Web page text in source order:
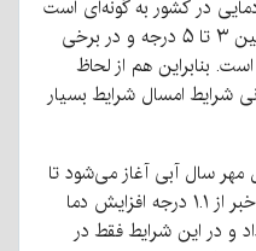
در کشور به گونه‌ای است
که در برخی نقاط تغییرات دمایی بین ۳ تا ۵ درجه و در برخی
۲ درجه بوده است. بنابراین هم از لحاظ
شرایط امسال شرایط بسیار
مهر سال آبی آغاز می‌شود تا
۳۱ شهریور، سازمان هواشناسی نیز خبر از ۱.۱ درجه افزایش دما
و در این شرایط فقط در